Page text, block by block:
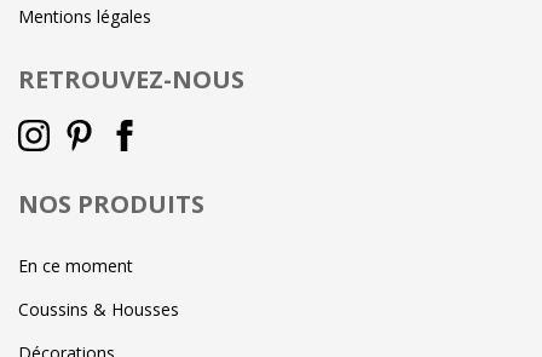
Mentions légales
RETROUVEZ-NOUS
NOS PRODUITS
En ce moment
Coussins & Housses